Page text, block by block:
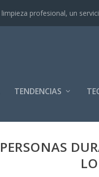
profesional, un
TENDENCIAS